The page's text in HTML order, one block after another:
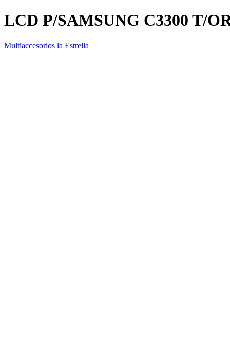
LCD P/SAMSUNG C3300 T/
Multiaccesorios la Estrella